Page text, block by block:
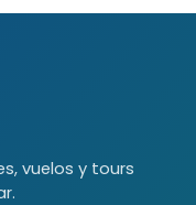
vuelos y tours